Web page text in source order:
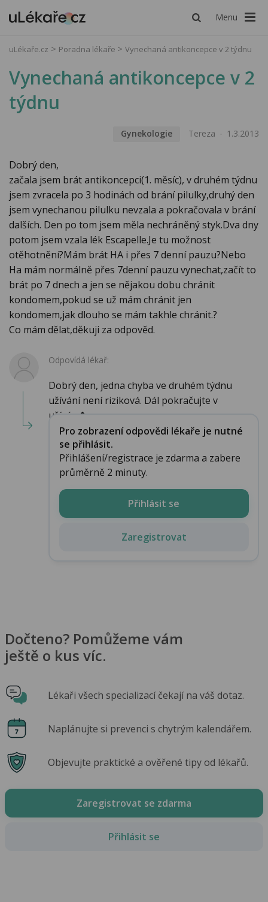
Menu
uLékaře.cz Poradna lékaře Vynechaná antikoncepce v 2 týdnu
Vynechaná antikoncepce v 2
týdnu
Gynekologie Tereza 1.3.2013
Dobrý den,
začala jsem brát antikoncepci(1. měsíc), v druhém týdnu
jsem zvracela po 3 hodinách od brání pilulky,druhý den
jsem vynechanou pilulku nevzala a pokračovala v brání
dalších. Den po tom jsem měla nechráněný styk.Dva dny
potom jsem vzala lék Escapelle.Je tu možnost
otěhotnění?Mám brát HA i přes 7 denní pauzu?Nebo
Ha mám normálně přes 7denní pauzu vynechat,začít to
brát po 7 dnech a jen se nějakou dobu chránit
kondomem,pokud se už mám chránit jen
kondomem,jak dlouho se mám takhle chránit.?
Co mám dělat,děkuji za odpověd.
Odpovídá lékař:
Dobrý den, jedna chyba ve druhém týdnu
užívání není riziková. Dál pokračujte v
užíván�...
Pro zobrazení odpovědi lékaře je nutné
se přihlásit.
Přihlášení/registrace je zdarma a zabere
průměrně 2 minuty.
Přihlásit se
Zaregistrovat
Dočteno? Pomůžeme vám
ještě o kus víc.
Lékaři všech specializací čekají na váš dotaz.
Naplánujte si prevenci s chytrým kalendářem.
Objevujte praktické a ověřené tipy od lékařů.
Zaregistrovat se zdarma
Přihlásit se